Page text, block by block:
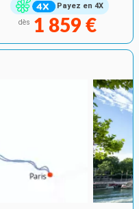
Payez en 4X
dès 1 859 €